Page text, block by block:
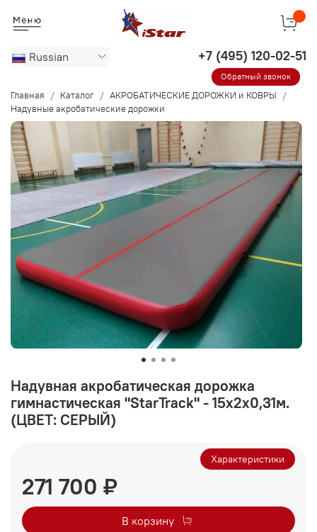
Russian
Обратный звонок
Главная Каталог
АКРОБАТИЧЕСКИЕ ДОРОЖКИ и КОВРЫ
Надувные акробатические дорожки
Надувная акробатическая дорожка
гимнастическая "StarTrack" - 15х2х0,31м.
(ЦВЕТ: СЕРЫЙ)
271 700 ₽
В корзину
Характеристики